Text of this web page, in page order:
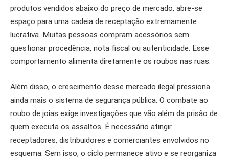
produtos vendidos abaixo do preço de mercado, abre-se
espaço para uma cadeia de receptação extremamente
lucrativa. Muitas pessoas compram acessórios sem
questionar procedência, nota fiscal ou autenticidade. Esse
comportamento alimenta diretamente os roubos nas ruas.
Além disso, o crescimento desse mercado ilegal pressiona
ainda mais o sistema de segurança pública. O combate ao
roubo de joias exige investigações que vão além da prisão de
quem executa os assaltos. É necessário atingir
receptadores, distribuidores e comerciantes envolvidos no
esquema. Sem isso, o ciclo permanece ativo e se reorganiza